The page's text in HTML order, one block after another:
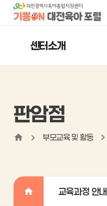
센터소개
판암점
부모교육 및 활동
교육과정 안내